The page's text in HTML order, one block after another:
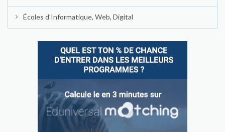
Écoles d'Informatique, Web, Digital